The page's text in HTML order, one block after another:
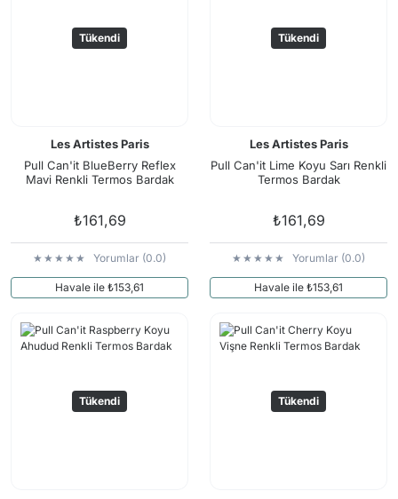
Tükendi
Les Artistes Paris
Pull Can'it BlueBerry Reflex
Mavi Renkli Termos Bardak
₺161,69
Yorumlar (0.0)
Havale ile ₺153,61
Tükendi
Les Artistes Paris
Pull Can'it Lime Koyu Sarı Renkli
Termos Bardak
₺161,69
Yorumlar (0.0)
Havale ile ₺153,61
Tükendi Tükendi